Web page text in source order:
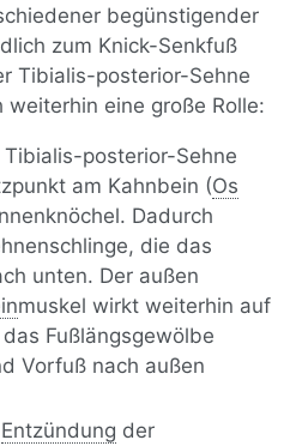
begünstigender
zum Knick-Senkfuß
Tibialis-posterior-Sehne
eine große Rolle:
posterior-Sehne
am Kahnbein (Os
Dadurch
die das
unten. Der außen
muskel wirkt weiterhin auf
Fußlängsgewölbe
Vorfuß nach außen
Entzündung der